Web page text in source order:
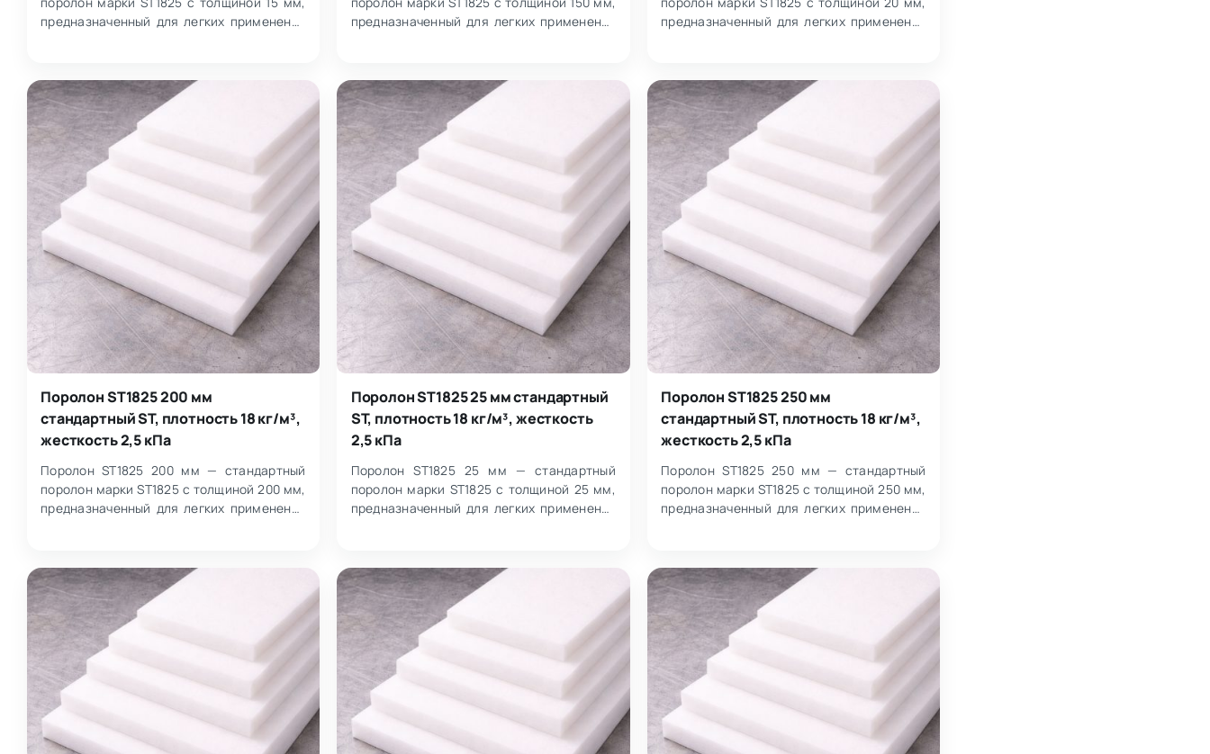
предназначенный для легких применений
предназначенный для легких применений
предназначенный для легких применений
Поролон ST1825 200 мм
стандартный ST, плотность 18 кг/м³,
жесткость 2,5 кПа
Поролон ST1825 200 мм — стандартный
поролон марки ST1825 с толщиной 200 мм,
предназначенный для легких применений
Поролон ST1825 25 мм стандартный
ST, плотность 18 кг/м³, жесткость
2,5 кПа
Поролон ST1825 25 мм — стандартный
поролон марки ST1825 с толщиной 25 мм,
предназначенный для легких применений
Поролон ST1825 250 мм
стандартный ST, плотность 18 кг/м³,
жесткость 2,5 кПа
Поролон ST1825 250 мм — стандартный
поролон марки ST1825 с толщиной 250 мм,
предназначенный для легких применений